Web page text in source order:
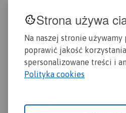
Strona używa
Na naszej stronie
poprawić jakość
spersonalizowane treści i
Polityka cookies